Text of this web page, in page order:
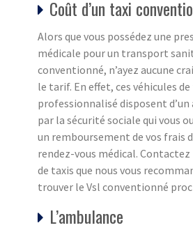
Coût d’un taxi
Alors que vous possédez une
médicale pour un transport
conventionné, n’ayez aucune
le tarif. En effet, ces véhicules
professionnalisé disposent
par la sécurité sociale qui vous
un remboursement de vos frais
rendez-vous médical.
de taxis que nous vous
trouver le Vsl conventionné
L’ambulance